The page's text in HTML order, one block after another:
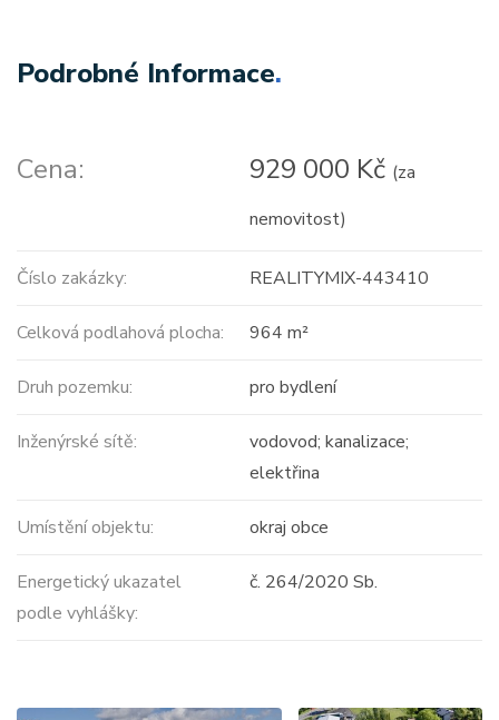
Podrobné Informace.
Cena: 929 000 Kč (za
nemovitost)
Číslo zakázky: REALITYMIX-443410
Celková podlahová plocha: 964 m²
Druh pozemku: pro bydlení
Inženýrské sítě:
vodovod; kanalizace;
elektřina
Umístění objektu: okraj obce
Energetický ukazatel
podle vyhlášky:
č. 264/2020 Sb.